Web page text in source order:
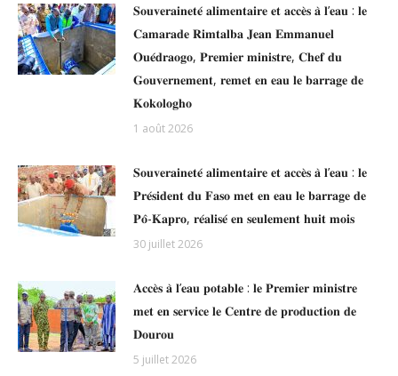
𝐒𝐨𝐮𝐯𝐞𝐫𝐚𝐢𝐧𝐞𝐭𝐞́ 𝐚𝐥𝐢𝐦𝐞𝐧𝐭𝐚𝐢𝐫𝐞 𝐞𝐭 𝐚𝐜𝐜𝐞̀𝐬 𝐚̀ 𝐥’𝐞𝐚𝐮 : 𝐥𝐞
𝐂𝐚𝐦𝐚𝐫𝐚𝐝𝐞 𝐑𝐢𝐦𝐭𝐚𝐥𝐛𝐚 𝐉𝐞𝐚𝐧 𝐄𝐦𝐦𝐚𝐧𝐮𝐞𝐥
𝐎𝐮𝐞́𝐝𝐫𝐚𝐨𝐠𝐨, 𝐏𝐫𝐞𝐦𝐢𝐞𝐫 𝐦𝐢𝐧𝐢𝐬𝐭𝐫𝐞, 𝐂𝐡𝐞𝐟 𝐝𝐮
𝐆𝐨𝐮𝐯𝐞𝐫𝐧𝐞𝐦𝐞𝐧𝐭, 𝐫𝐞𝐦𝐞𝐭 𝐞𝐧 𝐞𝐚𝐮 𝐥𝐞 𝐛𝐚𝐫𝐫𝐚𝐠𝐞 𝐝𝐞
𝐊𝐨𝐤𝐨𝐥𝐨𝐠𝐡𝐨
1 août 2026
𝐒𝐨𝐮𝐯𝐞𝐫𝐚𝐢𝐧𝐞𝐭𝐞́ 𝐚𝐥𝐢𝐦𝐞𝐧𝐭𝐚𝐢𝐫𝐞 𝐞𝐭 𝐚𝐜𝐜𝐞̀𝐬 𝐚̀ 𝐥’𝐞𝐚𝐮 : 𝐥𝐞
𝐏𝐫𝐞́𝐬𝐢𝐝𝐞𝐧𝐭 𝐝𝐮 𝐅𝐚𝐬𝐨 𝐦𝐞𝐭 𝐞𝐧 𝐞𝐚𝐮 𝐥𝐞 𝐛𝐚𝐫𝐫𝐚𝐠𝐞 𝐝𝐞
𝐏𝐨̂-𝐊𝐚𝐩𝐫𝐨, 𝐫𝐞́𝐚𝐥𝐢𝐬𝐞́ 𝐞𝐧 𝐬𝐞𝐮𝐥𝐞𝐦𝐞𝐧𝐭 𝐡𝐮𝐢𝐭 𝐦𝐨𝐢𝐬
30 juillet 2026
𝐀𝐜𝐜𝐞̀𝐬 𝐚̀ 𝐥’𝐞𝐚𝐮 𝐩𝐨𝐭𝐚𝐛𝐥𝐞 : 𝐥𝐞 𝐏𝐫𝐞𝐦𝐢𝐞𝐫 𝐦𝐢𝐧𝐢𝐬𝐭𝐫𝐞
𝐦𝐞𝐭 𝐞𝐧 𝐬𝐞𝐫𝐯𝐢𝐜𝐞 𝐥𝐞 𝐂𝐞𝐧𝐭𝐫𝐞 𝐝𝐞 𝐩𝐫𝐨𝐝𝐮𝐜𝐭𝐢𝐨𝐧 𝐝𝐞
𝐃𝐨𝐮𝐫𝐨𝐮
5 juillet 2026